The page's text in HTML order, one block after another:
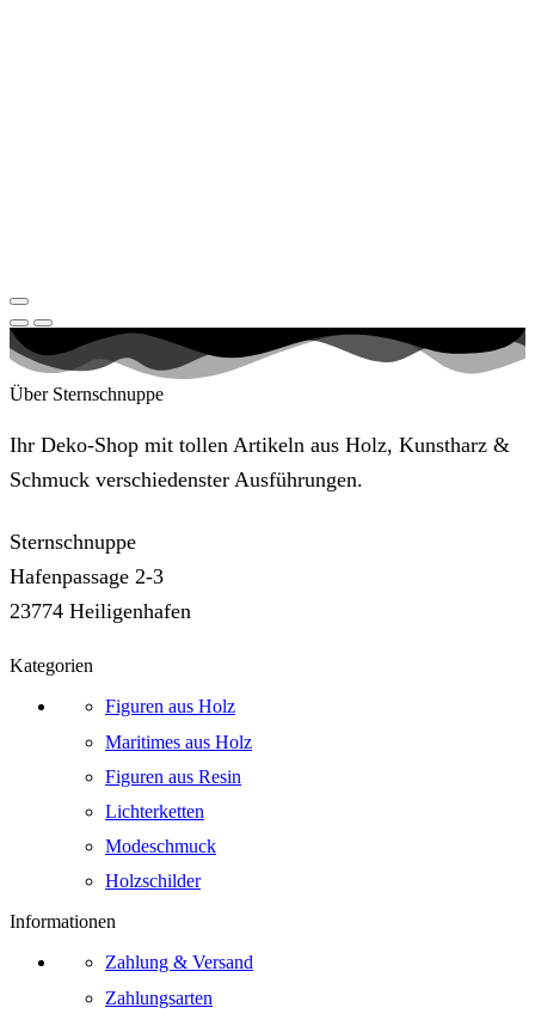
Über Sternschnuppe
Ihr Deko-Shop mit tollen Artikeln aus Holz, Kunstharz &
Schmuck verschiedenster Ausführungen.
Sternschnuppe
Hafenpassage 2-3
23774 Heiligenhafen
Kategorien
Figuren aus Holz
Maritimes aus Holz
Figuren aus Resin
Lichterketten
Modeschmuck
Holzschilder
Informationen
Zahlung & Versand
Zahlungsarten